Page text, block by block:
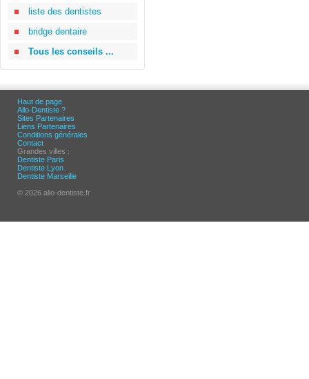
liste des dentistes
bridge dentaire
Tous les conseils ...
Haut de page
Allo-Dentiste ?
Sites Partenaires
Liens Partenaires
Conditions générales
Contact
Grandes villes :
Dentiste Paris
Dentiste Lyon
Dentiste Marseille
© 2026 allo-dentiste.fr